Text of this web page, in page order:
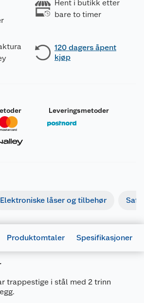
Hent i butikk etter
bare to timer
120 dagers åpent
kjøp
Leveringsmetoder
Elektroniske låser og tilbehør
Produktomtaler Spesifikasjoner
trappestige i stål med 2 trinn